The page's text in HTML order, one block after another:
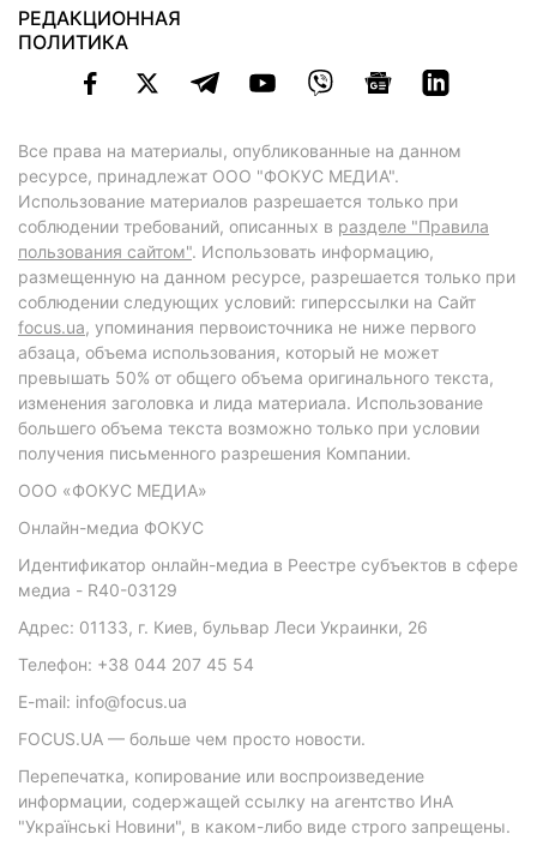
РЕДАКЦИОННАЯ
ПОЛИТИКА
Все права на материалы, опубликованные на данном
ресурсе, принадлежат ООО "ФОКУС МЕДИА".
Использование материалов разрешается только при
соблюдении требований, описанных в разделе "Правила
пользования сайтом". Использовать информацию,
размещенную на данном ресурсе, разрешается только при
соблюдении следующих условий: гиперссылки на Сайт
focus.ua, упоминания первоисточника не ниже первого
абзаца, объема использования, который не может
превышать 50% от общего объема оригинального текста,
изменения заголовка и лида материала. Использование
большего объема текста возможно только при условии
получения письменного разрешения Компании.
ООО «ФОКУС МЕДИА»
Онлайн-медиа ФОКУС
Идентификатор онлайн-медиа в Реестре субъектов в сфере
медиа - R40-03129
Адрес: 01133, г. Киев, бульвар Леси Украинки, 26
Телефон: +38 044 207 45 54
E-mail: info@focus.ua
FOCUS.UA — больше чем просто новости.
Перепечатка, копирование или воспроизведение
информации, содержащей ссылку на агентство ИнА
"Українські Новини", в каком-либо виде строго запрещены.